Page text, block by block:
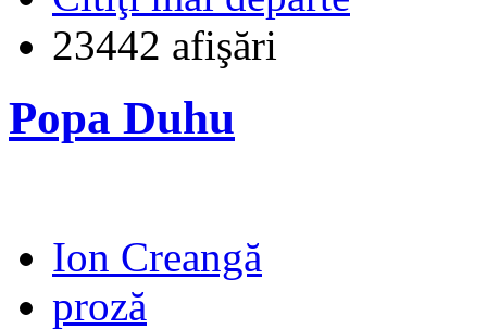
23442 afişări
Popa Duhu
Ion Creangă
proză